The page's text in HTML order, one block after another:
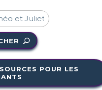
POUR LES